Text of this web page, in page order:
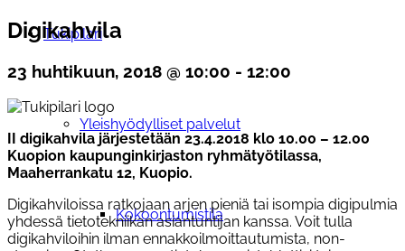
Tukipilari
Yleishyödylliset palvelut
Kokoontumistila
Digikahvila
23 huhtikuun, 2018 @ 10:00 - 12:00
II digikahvila järjestetään 23.4.2018 klo 10.00 – 12.00
Kuopion kaupunginkirjaston ryhmätyötilassa,
Maaherrankatu 12, Kuopio.
Digikahviloissa ratkojaan arjen pieniä tai isompia digipulmia
yhdessä tietotekniikan asiantuntijan kanssa. Voit tulla
digikahviloihin ilman ennakkoilmoittautumista, non-